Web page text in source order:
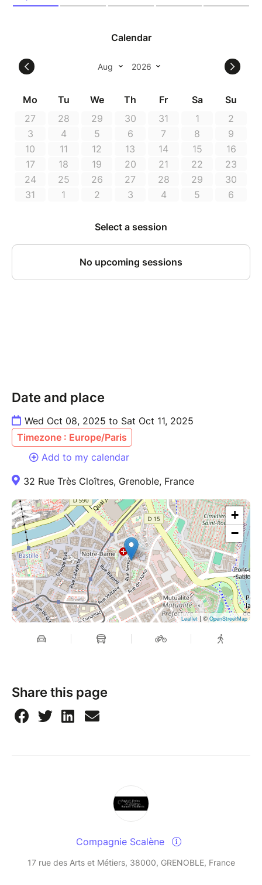
Date and place
Wed Oct 08, 2025 to Sat Oct 11, 2025
Timezone : Europe/Paris
Add to my calendar
32 Rue Très Cloîtres, Grenoble, France
+
−
Leaflet| © OpenStreetMap
Share this page
Compagnie Scalène
17 rue des Arts et Métiers, 38000, GRENOBLE, France